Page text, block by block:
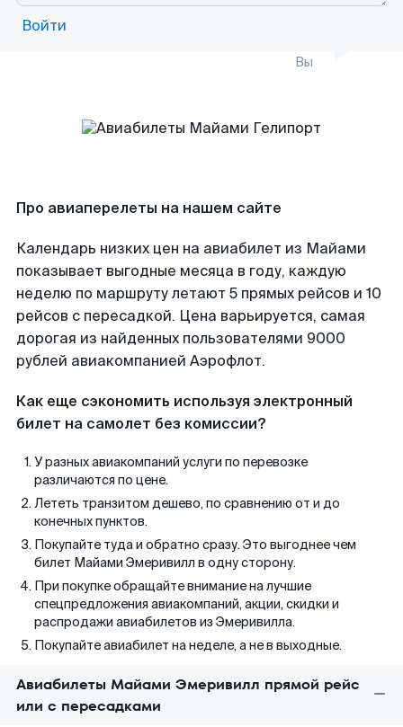
Войти
Вы
Про авиаперелеты на нашем сайте
Календарь низких цен на авиабилет из Майами
показывает выгодные месяца в году, каждую
неделю по маршруту летают 5 прямых рейсов и 10
рейсов с пересадкой. Цена варьируется, самая
дорогая из найденных пользователями 9000
рублей авиакомпанией Аэрофлот.
Как еще сэкономить используя электронный
билет на самолет без комиссии?
У разных авиакомпаний услуги по перевозке
различаются по цене.
Лететь транзитом дешево, по сравнению от и до
конечных пунктов.
Покупайте туда и обратно сразу. Это выгоднее чем
билет Майами Эмеривилл в одну сторону.
При покупке обращайте внимание на лучшие
спецпредложения авиакомпаний, акции, скидки и
распродажи авиабилетов из Эмеривилла.
Покупайте авиабилет на неделе, а не в выходные.
Авиабилеты Майами Эмеривилл прямой рейс
или с пересадками